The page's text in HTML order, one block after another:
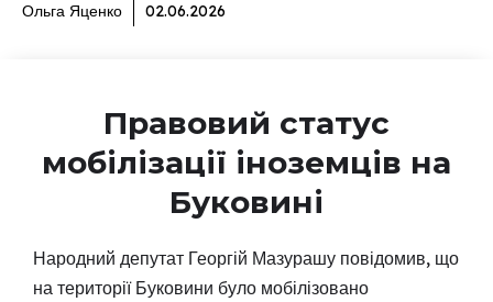
Ольга Яценко 02.06.2026
Правовий статус
мобілізації іноземців на
Буковині
Народний депутат Георгій Мазурашу повідомив, що
на території Буковини було мобілізовано